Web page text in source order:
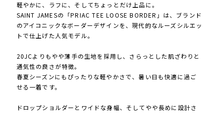
軽やかに、ラフに、そしてちょっとだけ上品に。
SAINT JAMESの「PRIAC TEE LOOSE BORDER」は、ブランド
のアイコニックなボーダーデザインを、現代的なルーズシルエッ
トで仕上げた人気モデル。
20JCよりもやや薄手の生地を採用し、さらっとした肌ざわりと
通気性の良さが特徴。
春夏シーズンにもぴったりな軽やかさで、暑い日も快適に過ご
せる一着です。
ドロップショルダーとワイドな身幅、そしてやや長めに設計さ